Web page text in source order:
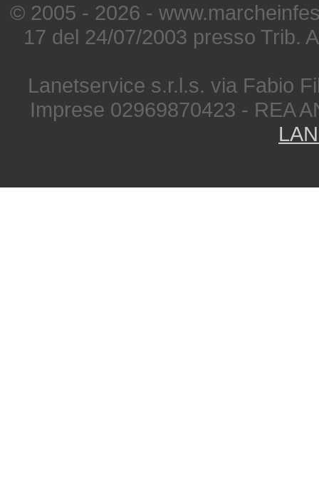
© 2005 - 2026 -
17 del 24/07/2003 presso Trib.
Lanetservice s.r.l.s. via Fabio
Imprese 02969870423 - REA